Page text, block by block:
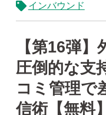
インバウンド
【第16弾
圧倒的な支
コミ管理で
信術【無料